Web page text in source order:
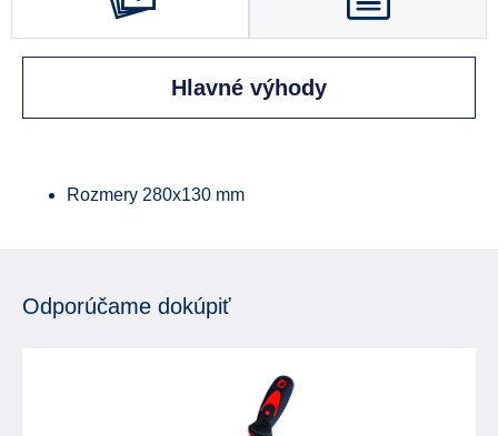
Hlavné výhody
Rozmery 280x130 mm
Odporúčame dokúpiť